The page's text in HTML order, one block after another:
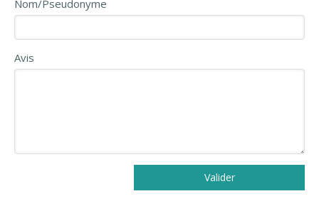
Nom/Pseudonyme
Avis
Valider